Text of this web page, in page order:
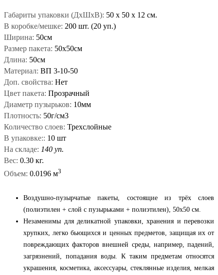
Габариты упаковки (ДxШxВ): 50 x 50 x 12 см.
В коробке/мешке: 200 шт. (20 уп.)
Ширина: 50см
Размер пакета: 50x50см
Длина: 50см
Материал: ВП 3-10-50
Доп. свойства: Нет
Цвет пакета: Прозрачный
Диаметр пузырьков: 10мм
Плотность: 50г/см3
Количество слоев: Трехслойные
В упаковке:: 10 шт
На складе: 140 уп.
Вес: 0.30 кг.
Объем: 0.0196 м3
Воздушно-пузырчатые пакеты, состоящие из трёх слоев
(полиэтилен + слой с пузырьками + полиэтилен), 50x50 см.
Незаменимы для деликатной упаковки, хранения и перевозки
хрупких, легко бьющихся и ценных предметов, защищая их от
повреждающих факторов внешней среды, например, падений,
загрязнений, попадания воды. К таким предметам относятся
украшения, косметика, аксессуары, стеклянные изделия, мелкая